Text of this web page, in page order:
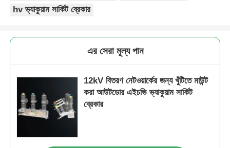
VR প্রদর্শন
মান নিয়ন্ত্রণ
আমাদের সাথে যোগাযোগ করুন
hv ভ্যাকুয়াম সার্কিট ব্রেকার
এর সেরা মূল্য পান
12kV বিতরণ নেটওয়ার্কের জন্য খুঁটিতে মাউন্ট
করা আউটডোর এইচভি ভ্যাকুয়াম সার্কিট
ব্রেকার